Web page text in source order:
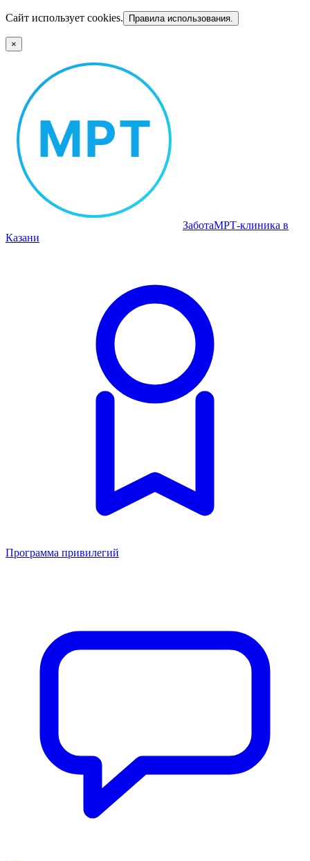
Сайт использует cookies. Правила использования.
×
ЗаботаМРТ‑клиника в
Казани
Программа привилегий